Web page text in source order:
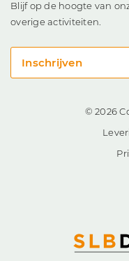
Blijf op de hoogte van
overige activiteiten.
Inschrijven
© 2026